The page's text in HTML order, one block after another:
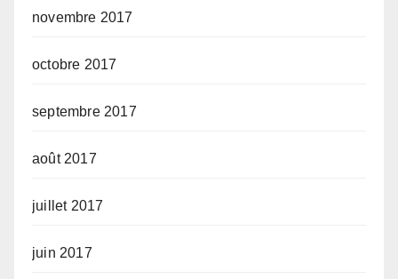
novembre 2017
octobre 2017
septembre 2017
août 2017
juillet 2017
juin 2017